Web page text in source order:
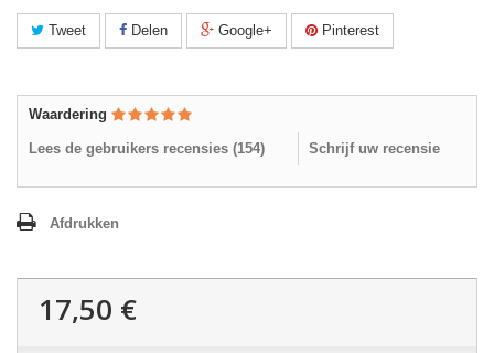
Tweet Delen Google+ Pinterest
Waardering
Lees de gebruikers recensies (154) Schrijf uw recensie
Afdrukken
17,50 €